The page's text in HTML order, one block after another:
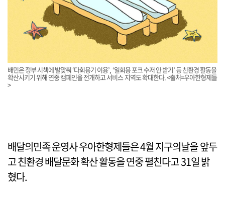
배민은 정부 시책에 발맞춰 ‘다회용기 이용’, ‘일회용 포크 수저 안 받기’ 등 친환경 활동을
확산시키기 위해 연중 캠페인을 전개하고 서비스 지역도 확대한다. <출처=우아한형제들
>
배달의민족 운영사 우아한형제들은 4월 지구의날을 앞두
고 친환경 배달문화 확산 활동을 연중 펼친다고 31일 밝
혔다.